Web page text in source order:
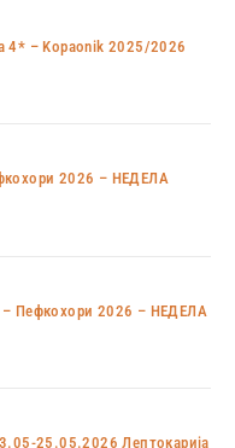
4* – Kopaonik 2025/2026
2026 – НЕДЕЛА
– Пефкохори 2026 – НЕДЕЛА
25.05.2026 Лептокарија